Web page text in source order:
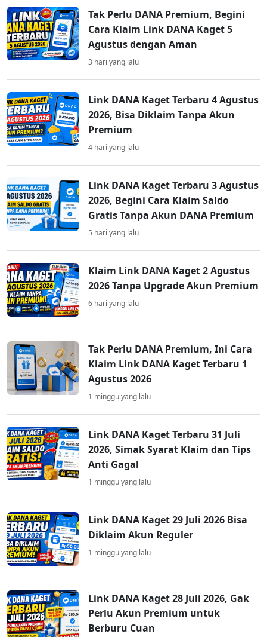
Tak Perlu DANA Premium, Begini
Cara Klaim Link DANA Kaget 5
Agustus dengan Aman
3 hari yang lalu
Link DANA Kaget Terbaru 4 Agustus
2026, Bisa Diklaim Tanpa Akun
Premium
4 hari yang lalu
Link DANA Kaget Terbaru 3 Agustus
2026, Begini Cara Klaim Saldo
Gratis Tanpa Akun DANA Premium
5 hari yang lalu
Klaim Link DANA Kaget 2 Agustus
2026 Tanpa Upgrade Akun Premium
6 hari yang lalu
Tak Perlu DANA Premium, Ini Cara
Klaim Link DANA Kaget Terbaru 1
Agustus 2026
1 minggu yang lalu
Link DANA Kaget Terbaru 31 Juli
2026, Simak Syarat Klaim dan Tips
Anti Gagal
1 minggu yang lalu
Link DANA Kaget 29 Juli 2026 Bisa
Diklaim Akun Reguler
1 minggu yang lalu
Link DANA Kaget 28 Juli 2026, Gak
Perlu Akun Premium untuk
Berburu Cuan